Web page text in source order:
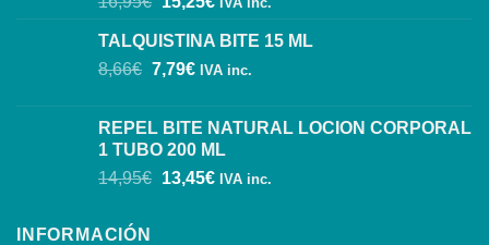
TALQUISTINA BITE 15 ML
8,66€ 7,79€ IVA inc.
REPEL BITE NATURAL LOCION CORPORAL
1 TUBO 200 ML
14,95€ 13,45€ IVA inc.
INFORMACIÓN